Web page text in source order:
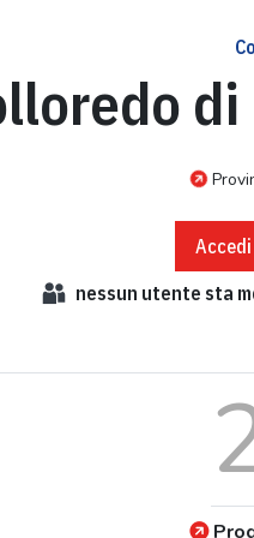
nessun utente sta